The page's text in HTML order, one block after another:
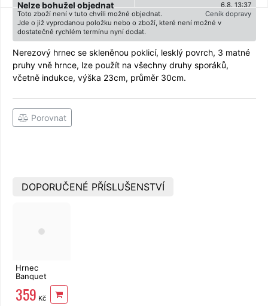
6.8. 13:37
Nelze bohužel objednat
Ceník dopravy
Toto zboží není v tuto chvíli možné objednat.
Jde o již vyprodanou položku nebo o zboží, které není možné v
dostatečně rychlém termínu nyní dodat.
Nerezový hrnec se skleněnou poklicí, lesklý povrch, 3 matné
pruhy vně hrnce, lze použít na všechny druhy sporáků,
včetně indukce, výška 23cm, průměr 30cm.
Porovnat
DOPORUČENÉ PŘÍSLUŠENSTVÍ
Hrnec
Banquet
LIVING nerez
4,3 l
359 Kč